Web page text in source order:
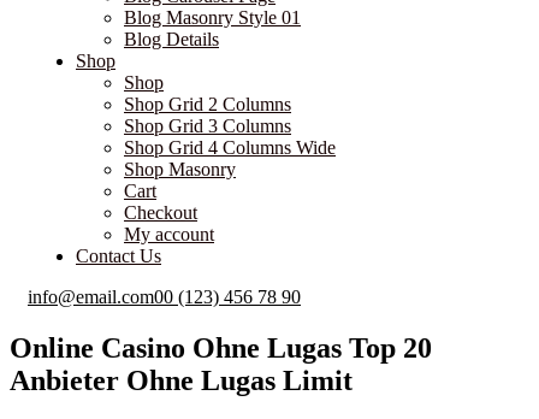
Blog Masonry Style 01
Blog Details
Shop
Shop
Shop Grid 2 Columns
Shop Grid 3 Columns
Shop Grid 4 Columns Wide
Shop Masonry
Cart
Checkout
My account
Contact Us
info@email.com00 (123) 456 78 90
Online Casino Ohne Lugas Top 20
Anbieter Ohne Lugas Limit